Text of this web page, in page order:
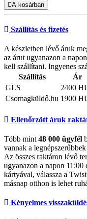
A kosárban
Szállítás és fizetés
A készletben lévő áruk
az árut ugyanazon a
kell szállítani. Ingyenes
Szállítás
Ár
GLS
2400
Csomagküldő.hu 1900
Ellenőrzött áruk
Több mint 48 000 ügyfél
vannak a
Az összes raktáron lévő
ugyanazon a napon
kártyával, válassza a
másnap otthon is lehet
Kényelmes